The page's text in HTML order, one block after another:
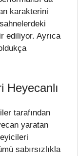
karakterini
ediliyor. Ayrıca
Heyecanlı
tarafından
yaratan
sabırsızlıkla